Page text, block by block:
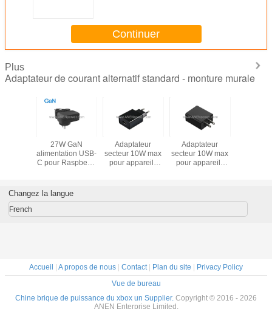
Continuer
Plus
Adaptateur de courant alternatif standard - monture murale
5V
PD
27W GaN
alimentation USB-
C pour Raspberry
secteur à haute
efficacité Compact
Adaptateur
secteur 10W max
pour appareils
d'alimentation
Adaptateur
secteur 10W max
pour appareils
d'alimentation
Changez la langue
French
Accueil A propos de nous Contact| Plan du site
Privacy Policy
Vue de bureau
Chine brique de puissance du xbox un Supplier. Copyright © 2016 - 2026
ANEN Enterprise Limited.